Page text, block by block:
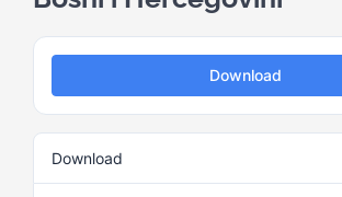
Edukativni materijali
Publikacije
Download
Download